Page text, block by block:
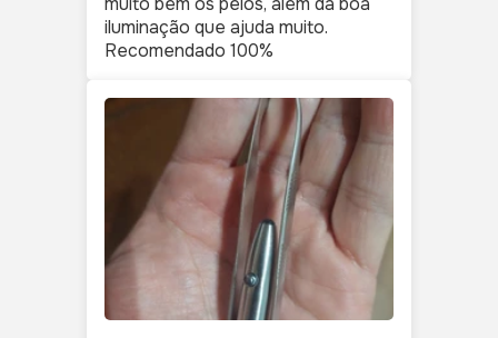
iluminação que ajuda muito.
Recomendado 100%